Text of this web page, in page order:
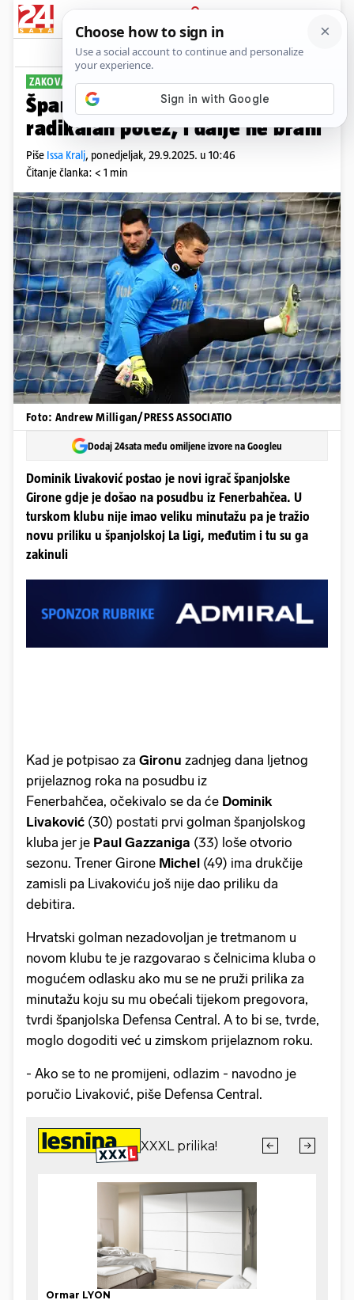
PRIJAVA
Sport Komentari
ZAKOVAN NA KLUPI
Španjolci: Livaković spreman na
radikalan potez, i dalje ne brani
Piše Issa Kralj, ponedjeljak, 29.9.2025. u 10:46
Čitanje članka: < 1 min
Foto: Andrew Milligan/PRESS ASSOCIATIO
Dodaj 24sata među omiljene izvore na Googleu
Dominik Livaković postao je novi igrač španjolske
Girone gdje je došao na posudbu iz Fenerbahčea. U
turskom klubu nije imao veliku minutažu pa je tražio
novu priliku u španjolskoj La Ligi, međutim i tu su ga
zakinuli
Kad je potpisao za Gironu zadnjeg dana ljetnog
prijelaznog roka na posudbu iz
Fenerbahčea, očekivalo se da će Dominik
Livaković (30) postati prvi golman španjolskog
kluba jer je Paul Gazzaniga (33) loše otvorio
sezonu. Trener Girone Michel (49) ima drukčije
zamisli pa Livakoviću još nije dao priliku da
debitira.
Hrvatski golman nezadovoljan je tretmanom u
novom klubu te je razgovarao s čelnicima kluba o
mogućem odlasku ako mu se ne pruži prilika za
minutažu koju su mu obećali tijekom pregovora,
tvrdi španjolska Defensa Central. A to bi se, tvrde,
moglo dogoditi već u zimskom prijelaznom roku.
- Ako se to ne promijeni, odlazim - navodno je
poručio Livaković, piše Defensa Central.